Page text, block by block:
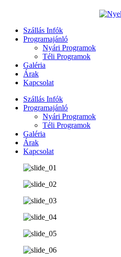
Szállás Infók
Programajánló
Nyári Programok
Téli Programok
Galéria
Árak
Kapcsolat
Szállás Infók
Programajánló
Nyári Programok
Téli Programok
Galéria
Árak
Kapcsolat